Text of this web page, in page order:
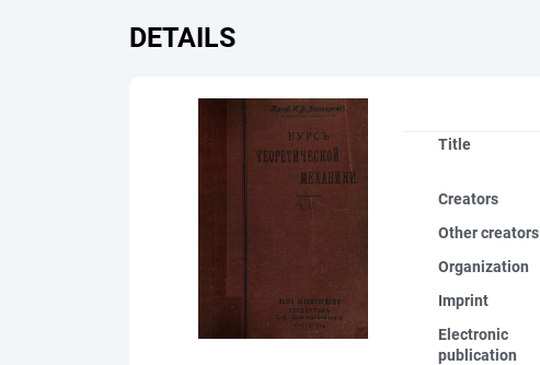
DETAILS
Title
Creators
Other creators
Organization
Imprint
Electronic
publication